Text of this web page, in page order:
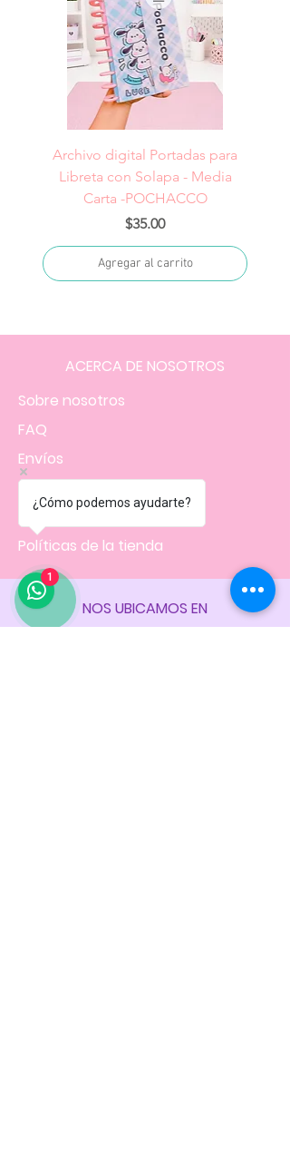
Archivo digital Portadas para
Libreta con Solapa - Media
Carta -POCHACCO
Precio
$35.00
Agregar al carrito
ACERCA DE NOSOTROS
Sobre nosotros
FAQ
Envíos
Contacto
Facturación
Políticas de la tienda
NOS UBICAMOS EN
¿Cómo podemos ayudarte?
1